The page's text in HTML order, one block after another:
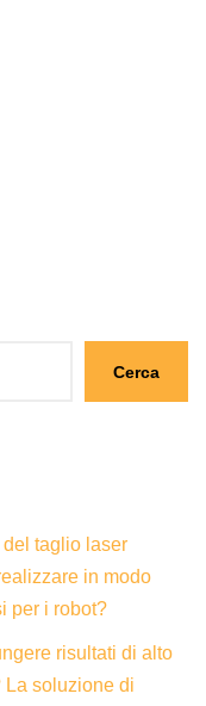
Cerca
taglio laser
in modo
per i robot?
risultati di alto
La soluzione di